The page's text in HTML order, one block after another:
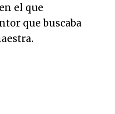
el que
que buscaba